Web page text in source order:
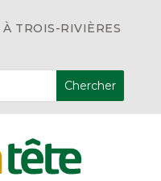
TROIS-RIVIÈRES